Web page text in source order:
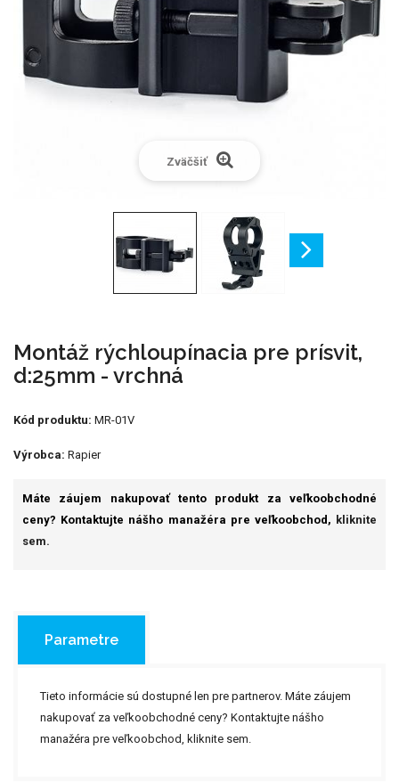
Zväčšiť
Montáž rýchloupínacia pre prísvit,
d:25mm - vrchná
Kód produktu: MR-01V
Výrobca: Rapier
Máte záujem nakupovať tento produkt za veľkoobchodné
ceny? Kontaktujte nášho manažéra pre veľkoobchod, kliknite
sem.
Parametre
Tieto informácie sú dostupné len pre partnerov. Máte záujem
nakupovať za veľkoobchodné ceny? Kontaktujte nášho
manažéra pre veľkoobchod, kliknite sem.